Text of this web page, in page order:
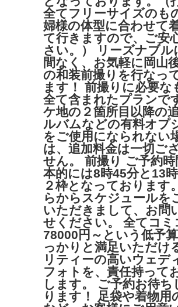
全てフリーサイズのも
婦様の体型に合わせて
て行きますので、ご安
さい。） リーズナブル
間なく、お気軽に岡山
の和装前撮りを行なっ
ます！ 前撮りに必要な
全て含まれたプランで
ケ地の２箇所目以降の
ルバムなどの有料オプ
をご使用になられない
は、追加料金は一切ご
せん。 前撮り ご予約
本的には8時45分と13
２枠となっております
らからスケジュールを
いただきまして、お問
せください。 全てコミ
78000円～という低予
っかりと満足いただけ
リティーの高いウェデ
フォトを、責任持って
します。 ご予約お待ち
ります！ 足袋や着物用